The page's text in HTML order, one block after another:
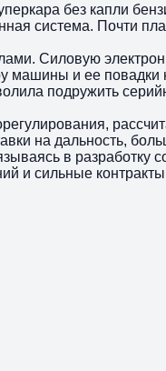
без капли
система. Почти
Силовую
машины и ее повадки
подружить
на дальность,
в разработку
и сильные